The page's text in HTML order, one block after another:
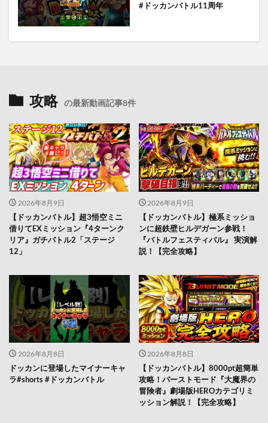
#ドッカンバトル11周年
攻略 の最新動画記事8件
2026年8月9日
【ドッカンバトル】超3悟空ミニ
借りてEXミッション『4ターンク
リア』ガチバトル2「ステージ
12」
2026年8月9日
【ドッカンバトル】極系ミッショ
ンに超鉄壁ヒルデガーン参戦！
『バトルフェスティバル』 実演解
説！【完全攻略】
2026年8月8日
ドッカンに登場したマイナーキャ
ラ#shorts #ドッカンバトル
2026年8月8日
【ドッカンバトル】8000pt超簡単
攻略！バーストモード『大魔界の
冒険者』劇場版HEROカテゴリミ
ッション解説！【完全攻略】